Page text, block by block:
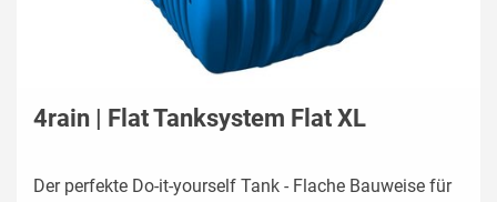
4rain | Flat Tanksystem Flat XL
Der perfekte Do-it-yourself Tank - Flache Bauweise für